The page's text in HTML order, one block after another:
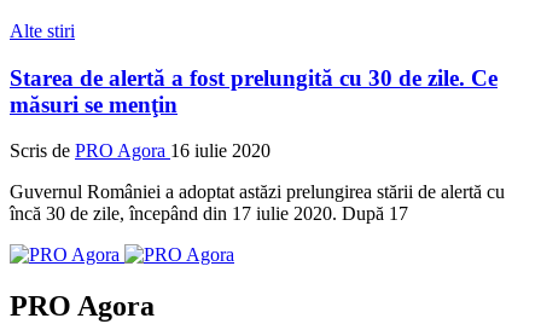
Alte stiri
Starea de alertă a fost prelungită cu 30 de zile. Ce
măsuri se menţin
Scris de PRO Agora 16 iulie 2020
Guvernul României a adoptat astăzi prelungirea stării de alertă cu
încă 30 de zile, începând din 17 iulie 2020. După 17
PRO Agora